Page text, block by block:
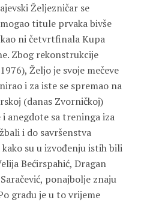
Željezničar se
titule prvaka bivše
ni četvrtfinala Kupa
Zbog rekonstrukcije
Željo je svoje mečeve
i za iste se spremao na
(danas Zvorničkoj)
anegdote sa treninga iza
i do savršenstva
su u izvođenju istih bili
Bećirspahić, Dragan
Saračević, ponajbolje znaju
gradu je u to vrijeme